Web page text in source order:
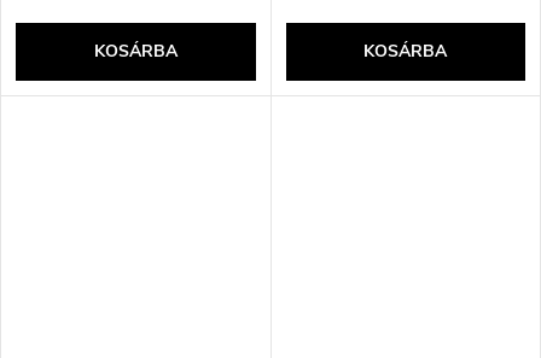
KOSÁRBA KOSÁRBA